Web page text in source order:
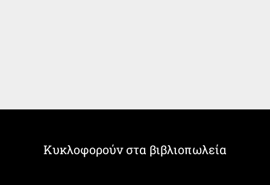
Κυκλοφορούν στα βιβλιοπωλεία